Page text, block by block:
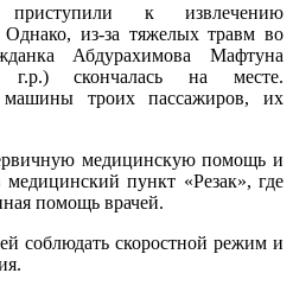
приступили к извлечению
из-за тяжелых травм во
Абдурахимова Мафтуна
г.р.) скончалась на месте.
троих пассажиров, их
медицинскую помощь и
пункт «Резак», где
помощь врачей.
соблюдать скоростной режим и